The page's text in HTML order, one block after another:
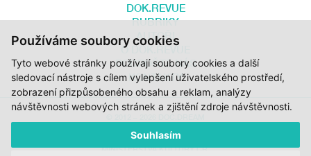
Používáme soubory cookies
Tyto webové stránky používají soubory cookies a další
sledovací nástroje s cílem vylepšení uživatelského prostředí,
zobrazení přizpůsobeného obsahu a reklam, analýzy
návštěvnosti webových stránek a zjištění zdroje návštěvnosti.
Souhlasím
DOK.REVUE
RUBRIKY
AUTOŘI
O DOK.REVUE
PODPOŘTE NÁS
KONTAKTY
ZA PODPORY STÁTNÍHO FONDU KINEMATOGRAFIE, KRAJE VYSOČINA A
MINISTERSTVA KULTURY ČR.